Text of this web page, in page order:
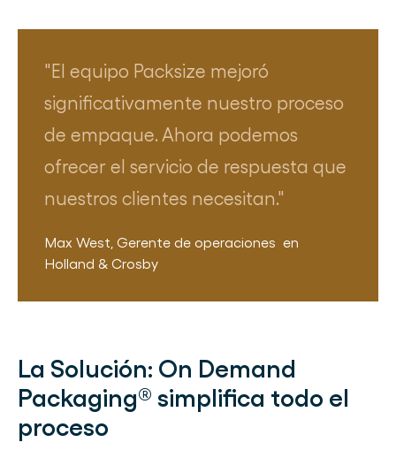
El equipo Packsize mejoró
significativamente nuestro proceso
de empaque. Ahora podemos
ofrecer el servicio de respuesta que
nuestros clientes necesitan.
Max West, Gerente de operaciones en
Holland & Crosby
La Solución: On Demand
Packaging® simplifica todo el
proceso